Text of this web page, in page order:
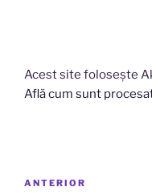
Acest site folosește
Află cum sunt
Navigare
Articolul
ANTERIOR